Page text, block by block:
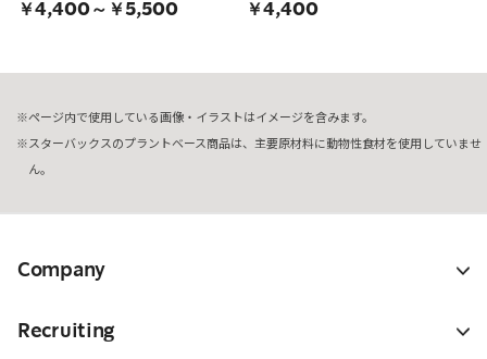
￥4,400～￥5,500 ￥4,400
ページ内で使用している画像・イラストはイメージを含みます。
スターバックスのプラントベース商品は、主要原材料に動物性食材を使用していませ
ん。
Company
Recruiting